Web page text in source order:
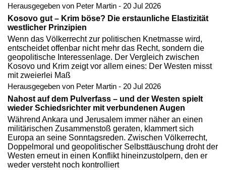
Herausgegeben von Peter Martin - 20 Jul 2026
Kosovo gut – Krim böse? Die erstaunliche Elastizität
westlicher Prinzipien
Wenn das Völkerrecht zur politischen Knetmasse wird,
entscheidet offenbar nicht mehr das Recht, sondern die
geopolitische Interessenlage. Der Vergleich zwischen
Kosovo und Krim zeigt vor allem eines: Der Westen misst
mit zweierlei Maß
Herausgegeben von Peter Martin - 20 Jul 2026
Nahost auf dem Pulverfass – und der Westen spielt
wieder Schiedsrichter mit verbundenen Augen
Während Ankara und Jerusalem immer näher an einen
militärischen Zusammenstoß geraten, klammert sich
Europa an seine Sonntagsreden. Zwischen Völkerrecht,
Doppelmoral und geopolitischer Selbsttäuschung droht der
Westen erneut in einen Konflikt hineinzustolpern, den er
weder versteht noch kontrolliert